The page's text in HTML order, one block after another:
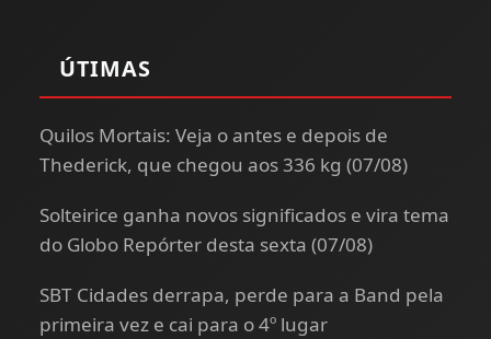
ÚTIMAS
Quilos Mortais: Veja o antes e depois de
Thederick, que chegou aos 336 kg (07/08)
Solteirice ganha novos significados e vira tema
do Globo Repórter desta sexta (07/08)
SBT Cidades derrapa, perde para a Band pela
primeira vez e cai para o 4º lugar